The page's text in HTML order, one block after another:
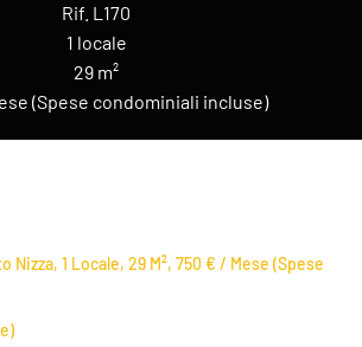
Rif. L170
1 locale
29 m²
(Spese condominiali incluse)
1 Locale, 29 M², 750 € / Mese (Spese